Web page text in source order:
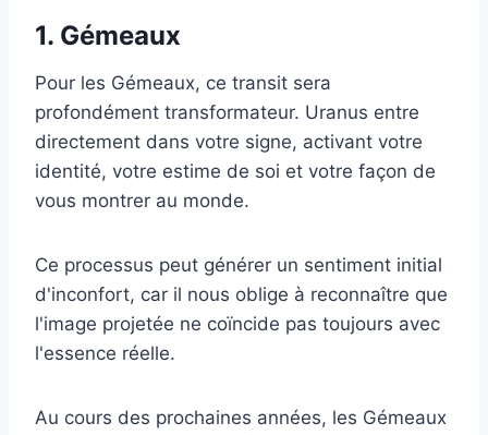
1. Gémeaux
Pour les Gémeaux, ce transit sera
profondément transformateur. Uranus entre
directement dans votre signe, activant votre
identité, votre estime de soi et votre façon de
vous montrer au monde.
Ce processus peut générer un sentiment initial
d'inconfort, car il nous oblige à reconnaître que
l'image projetée ne coïncide pas toujours avec
l'essence réelle.
Au cours des prochaines années, les Gémeaux